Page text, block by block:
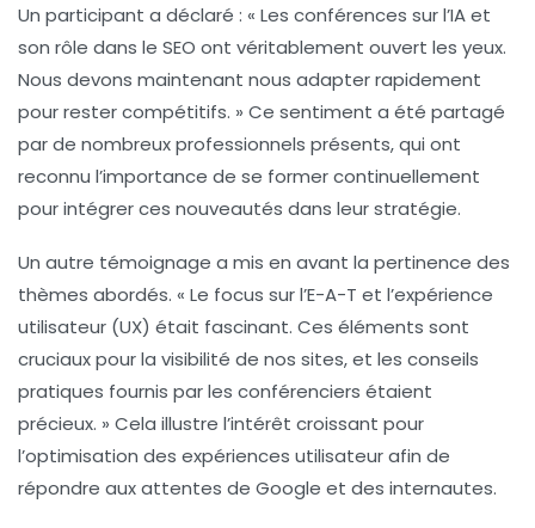
Un participant a déclaré : « Les conférences sur l’IA et
son rôle dans le SEO ont véritablement ouvert les yeux.
Nous devons maintenant nous adapter rapidement
pour rester compétitifs. » Ce sentiment a été partagé
par de nombreux professionnels présents, qui ont
reconnu l’importance de se former continuellement
pour intégrer ces nouveautés dans leur stratégie.
Un autre témoignage a mis en avant la pertinence des
thèmes abordés. « Le focus sur l’E-A-T et l’expérience
utilisateur (UX) était fascinant. Ces éléments sont
cruciaux pour la visibilité de nos sites, et les conseils
pratiques fournis par les conférenciers étaient
précieux. » Cela illustre l’intérêt croissant pour
l’optimisation des expériences utilisateur afin de
répondre aux attentes de Google et des internautes.